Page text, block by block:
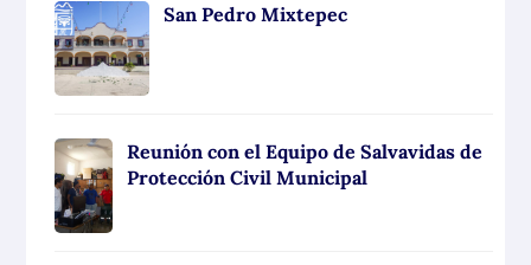
San Pedro Mixtepec
Reunión con el Equipo de Salvavidas de
Protección Civil Municipal